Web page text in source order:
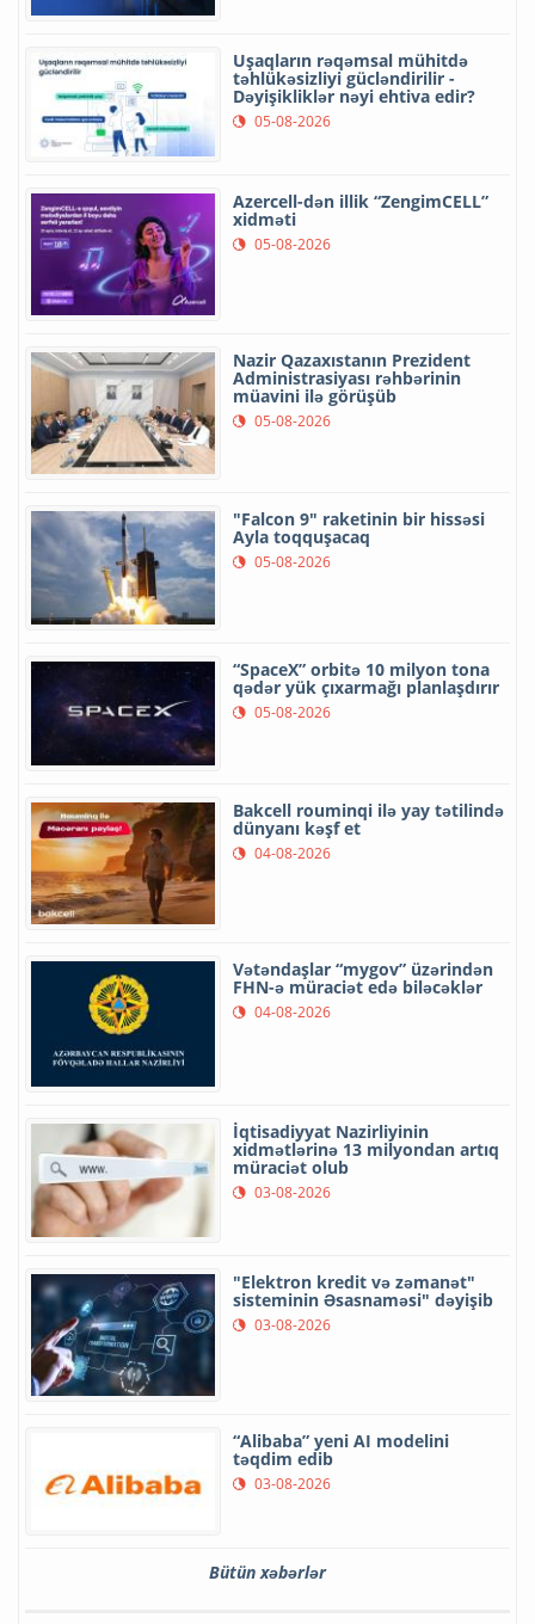
Uşaqların rəqəmsal mühitdə
təhlükəsizliyi gücləndirilir -
Dəyişikliklər nəyi ehtiva edir?
05-08-2026
Azercell-dən illik “ZengimCELL”
xidməti
05-08-2026
Nazir Qazaxıstanın Prezident
Administrasiyası rəhbərinin
müavini ilə görüşüb
05-08-2026
"Falcon 9" raketinin bir hissəsi
Ayla toqquşacaq
05-08-2026
“SpaceX” orbitə 10 milyon tona
qədər yük çıxarmağı planlaşdırır
05-08-2026
Bakcell rouminqi ilə yay tətilində
dünyanı kəşf et
04-08-2026
Vətəndaşlar “mygov” üzərindən
FHN-ə müraciət edə biləcəklər
04-08-2026
İqtisadiyyat Nazirliyinin
xidmətlərinə 13 milyondan artıq
müraciət olub
03-08-2026
"Elektron kredit və zəmanət"
sisteminin Əsasnaməsi" dəyişib
03-08-2026
“Alibaba” yeni AI modelini
təqdim edib
03-08-2026
Bütün xəbərlər